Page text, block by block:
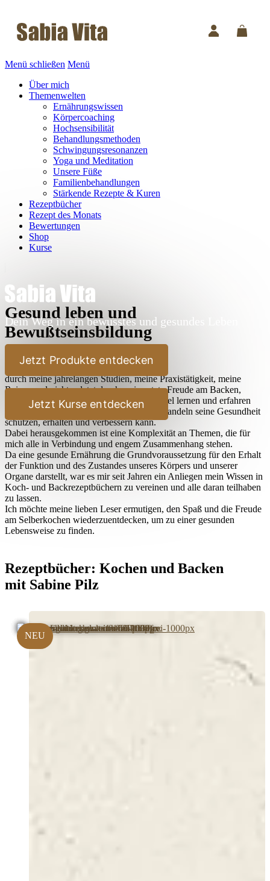
Menü schließen Menü
Über mich
Themenwelten
Ernährungswissen
Körpercoaching
Hochsensibilität
Behandlungsmethoden
Schwingungsresonanzen
Yoga und Meditation
Unsere Füße
Familienbehandlungen
Stärkende Rezepte & Kuren
Rezeptbücher
Rezept des Monats
Bewertungen
Shop
Kurse
Dein Weg in ein bewusstes und gesundes Leben
Jetzt Produkte entdecken
Jetzt Kurse entdecken
Gesund leben und
Bewußtseinsbildung
Lieber Leser,
durch meine jahrelangen Studien, meine Praxistätigkeit, meine
Reisen und nicht zuletzt durch meine stete Freude am Backen,
Kochen und Ausprobieren habe ich sehr viel lernen und erfahren
dürfen, wie der Mensch durch bewußtes Handeln seine Gesundheit
schützen, erhalten und verbessern kann.
Dabei herausgekommen ist eine Komplexität an Themen, die für
mich alle in Verbindung und engem Zusammenhang stehen.
Da eine gesunde Ernährung die Grundvoraussetzung für den Erhalt
der Funktion und des Zustandes unseres Körpers und unserer
Organe darstellt, war es mir seit Jahren ein Anliegen mein Wissen in
Koch- und Backrezeptbüchern zu vereinen und alle daran teilhaben
zu lassen.
Ich möchte meine lieben Leser ermutigen, den Spaß und die Freude
am Selberkochen wiederzuentdecken, um zu einer gesunden
Lebensweise zu finden.
Rezeptbücher: Kochen und Backen
mit Sabine Pilz
NEU